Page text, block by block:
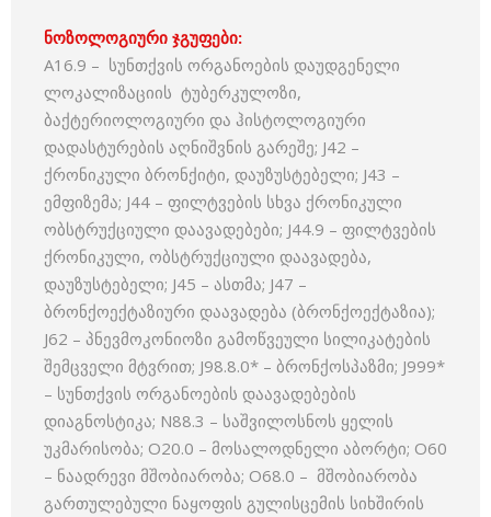
ნოზოლოგიური ჯგუფები:
A16.9 – სუნთქვის ორგანოების დაუდგენელი
ლოკალიზაციის ტუბერკულოზი,
ბაქტერიოლოგიური და ჰისტოლოგიური
დადასტურების აღნიშვნის გარეშე; J42 –
ქრონიკული ბრონქიტი, დაუზუსტებელი; J43 –
ემფიზემა; J44 – ფილტვების სხვა ქრონიკული
ობსტრუქციული დაავადებები; J44.9 – ფილტვების
ქრონიკული, ობსტრუქციული დაავადება,
დაუზუსტებელი; J45 – ასთმა; J47 –
ბრონქოექტაზიური დაავადება (ბრონქოექტაზია);
J62 – პნევმოკონიოზი გამოწვეული სილიკატების
შემცველი მტვრით; J98.8.0* – ბრონქოსპაზმი; J999*
– სუნთქვის ორგანოების დაავადებების
დიაგნოსტიკა; N88.3 – საშვილოსნოს ყელის
უკმარისობა; O20.0 – მოსალოდნელი აბორტი; O60
– ნაადრევი მშობიარობა; O68.0 – მშობიარობა
გართულებული ნაყოფის გულისცემის სიხშირის